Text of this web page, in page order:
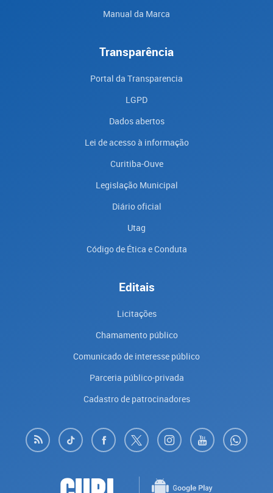
Manual da Marca
Transparência
Portal da Transparencia
LGPD
Dados abertos
Lei de acesso à informação
Curitiba-Ouve
Legislação Municipal
Diário oficial
Utag
Código de Ética e Conduta
Editais
Licitações
Chamamento público
Comunicado de interesse público
Parceria público-privada
Cadastro de patrocinadores